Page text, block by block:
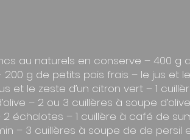
au naturels en conserve – 400 g
g de petits pois frais – le jus et
et le zeste d’un citron vert – 1
– 2 ou 3 cuillères à soupe
échalotes – 1 cuillère à café de
– 3 cuillères à soupe de de persil